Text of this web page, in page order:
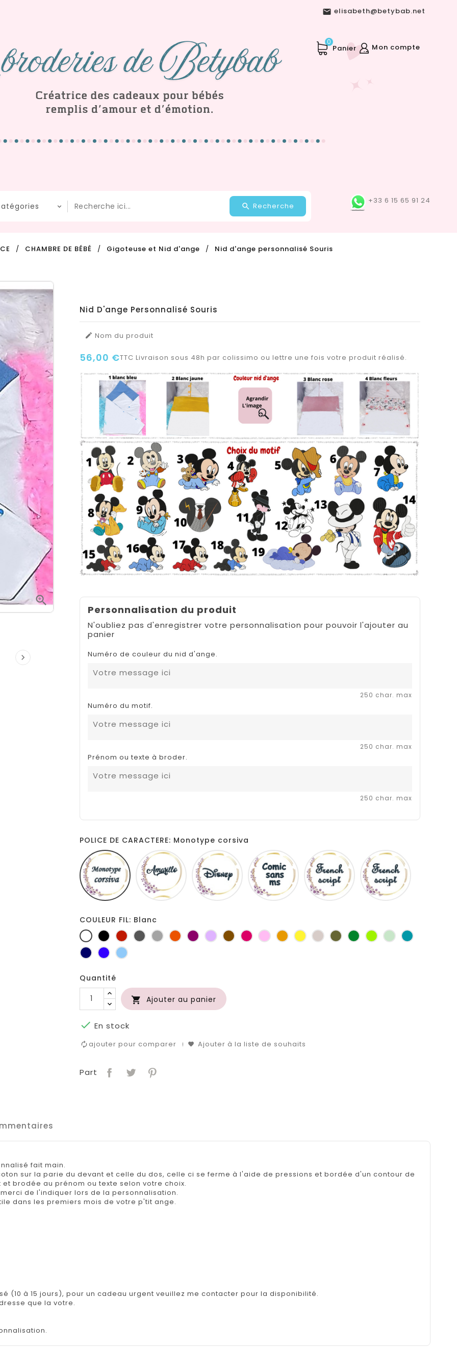
 elisabeth@betybab.net
Mon compte
Panier
0
+33 6 15 65 91 24
Recherche
CHAMBRE DE BÉBÉ Gigoteuse et Nid d'ange Nid d'ange personnalisé Souris


Nid D'ange Personnalisé Souris
 Nom du produit
56,00 €TTC Livraison sous 48h par colissimo ou lettre une fois votre produit réalisé.
Personnalisation du produit
N'oubliez pas d'enregistrer votre personnalisation pour pouvoir l'ajouter au
panier
Numéro de couleur du nid d'ange.
250 char. max
Numéro du motif.
250 char. max
Prénom ou texte à broder.
250 char. max
POLICE DE CARACTERE: Monotype corsiva
Monotype
corsiva
Amarillo Disney
Comic
sans
ms
French
script
COULEUR FIL: Blanc
BlancNoir RougeGris
foncé
Gris
clair
Orange
PruneLilasMarronFuchsia
RoseJaune
d'or
jauneFicelleKaki Vert
bouteille
Anis Vert
d'eau
Turquoise
MarineBleu
roi
Bleu
Quantité
 Ajouter au panier
 En stock
ajouter pour comparer Ajouter à la liste de souhaits
Part
fait main.
sur la parie du devant et celle du dos, celle ci se ferme à l'aide de pressions et bordée d'un contour de
brodée au prénom ou texte selon votre choix.
de l'indiquer lors de la personnalisation.
dans les premiers mois de votre p'tit ange.
(10 à 15 jours), pour un cadeau urgent veuillez me contacter pour la disponibilité.
que la votre.